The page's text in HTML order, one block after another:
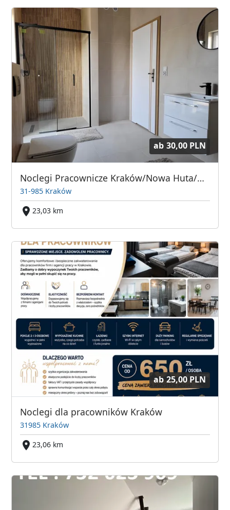
ab 30,00 PLN
Noclegi Pracownicze Kraków/Nowa Huta/Niepołomice/Kokotów
31-985 Kraków
23,03 km
ab 25,00 PLN
Noclegi dla pracowników Kraków
31985 Kraków
23,06 km